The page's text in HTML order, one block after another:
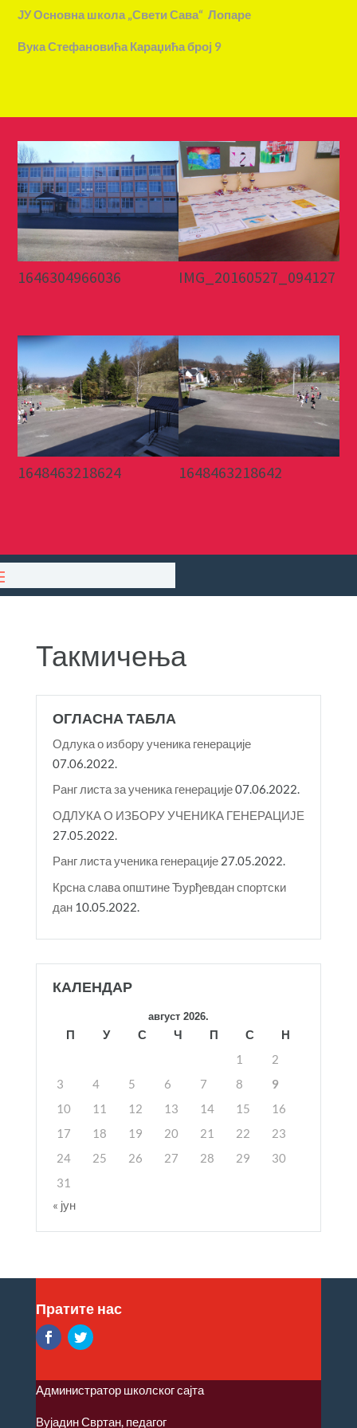
ЈУ Основна школа „Свети Сава“ Лопаре
Вука Стефановића Караџића број 9
1646304966036 IMG_20160527_094127
1648463218624 1648463218642
Такмичења
ОГЛАСНА ТАБЛА
Одлука о избору ученика генерације
07.06.2022.
Ранг листа за ученика генерације07.06.2022.
ОДЛУКА О ИЗБОРУ УЧЕНИКА ГЕНЕРАЦИЈЕ
27.05.2022.
Ранг листа ученика генерације 27.05.2022.
Крсна слава општине Ђурђевдан спортски
дан 10.05.2022.
КАЛЕНДАР
август 2026.
П У С Ч П С
Н
1
2
3
4 5 6 7 8
9
10
11 12 13 14 15
16
17
18 19 20 21 22
23
24
25 26 27 28 29
30
31
« јун
Пратите нас
Администратор школског сајта
Вујадин Свртан, педагог